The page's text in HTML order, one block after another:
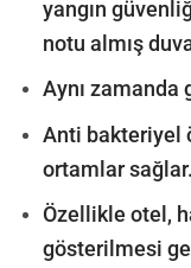
yangın
notu almış
Aynı zamanda
Anti bakteriyel
ortamlar sağlar.
Özellikle otel,
gösterilmesi